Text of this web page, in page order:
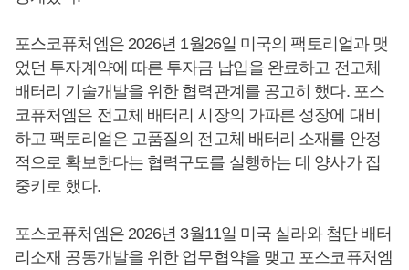
포스코퓨처엠은 2026년 1월26일 미국의 팩토리얼과 맺
었던 투자계약에 따른 투자금 납입을 완료하고 전고체
배터리 기술개발을 위한 협력관계를 공고히 했다. 포스
코퓨처엠은 전고체 배터리 시장의 가파른 성장에 대비
하고 팩토리얼은 고품질의 전고체 배터리 소재를 안정
적으로 확보한다는 협력구도를 실행하는 데 양사가 집
중키로 했다.
포스코퓨처엠은 2026년 3월11일 미국 실라와 첨단 배터
리소재 공동개발을 위한 업무협약을 맺고 포스코퓨처엠